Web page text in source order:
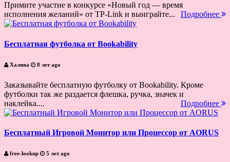
Примите участие в конкурсе «Новый год — время
исполнения желаний» от TP-Link и выиграйте...
Подробнее
Бесплатная футболка от Bookability
Халява 8 лет ago
Заказывайте бесплатную футболку от Bookability. Кроме
футболки так же раздается флешка, ручка, значек и
наклейка....
Подробнее
Бесплатный Игровой Монитор или Процессор от AORUS
free-lookup 5 лет ago